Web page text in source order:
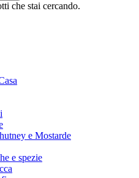
che stai cercando.
e Mostarde
e spezie